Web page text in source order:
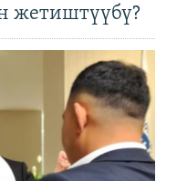
жетиштүүбү?